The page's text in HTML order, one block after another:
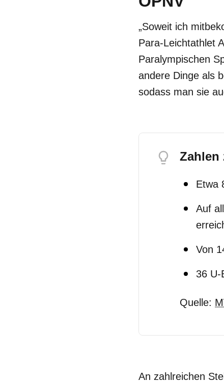
„Soweit ich
Para-Leichtathlet
Paralympischen
andere Dinge als
sodass man sie
Zahlen
Etwa
Auf
Von
36 U-
Quelle:
An zahlreichen